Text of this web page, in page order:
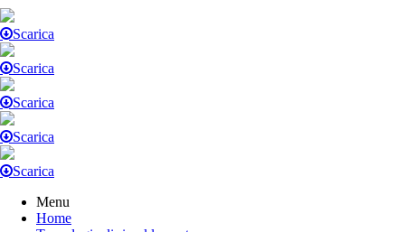
Scarica
Scarica
Scarica
Scarica
Scarica
Menu
Home